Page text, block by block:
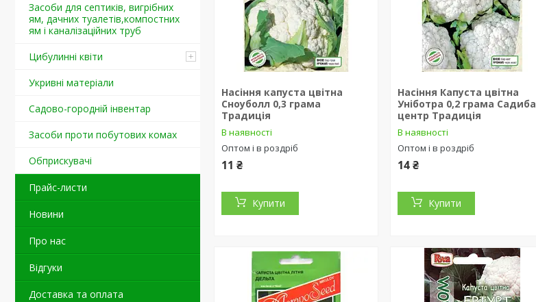
Засоби для септиків, вигрібних
ям, дачних туалетів,компостних
ям і каналізаційних труб
Цибулинні квіти
Укривні матеріали
Садово-городній інвентар
Засоби проти побутових комах
Обприскувачі
Прайс-листи
Новини
Про нас
Відгуки
Доставка та оплата
Насіння капуста цвітна
Сноуболл 0,3 грама
Традиція
В наявності
Оптом і в роздріб
11 ₴
Купити
Насіння Капуста цвітна
Уніботра 0,2 грама Садиба
центр Традиція
В наявності
Оптом і в роздріб
14 ₴
Купити